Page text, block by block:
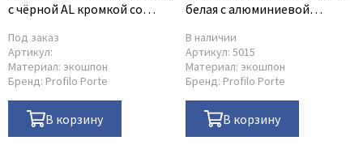
с чёрной AL кромкой со
Под заказ
Артикул:
Материал: экошпон
Бренд: Profilo Porte
В корзину
белая с алюминиевой
В наличии
Артикул: 5015
Материал: экошпон
Бренд: Profilo Porte
В корзину